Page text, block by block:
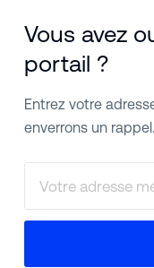
Vous avez
portail ?
Entrez votre
enverrons un rappel.